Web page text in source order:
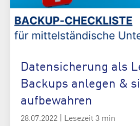
Datensicherung als
Backups anlegen &
aufbewahren
28.07.2022 | Lesezeit 3 min